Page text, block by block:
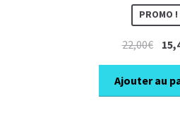
PROMO !
22,00€ Le
était
Ajouter au